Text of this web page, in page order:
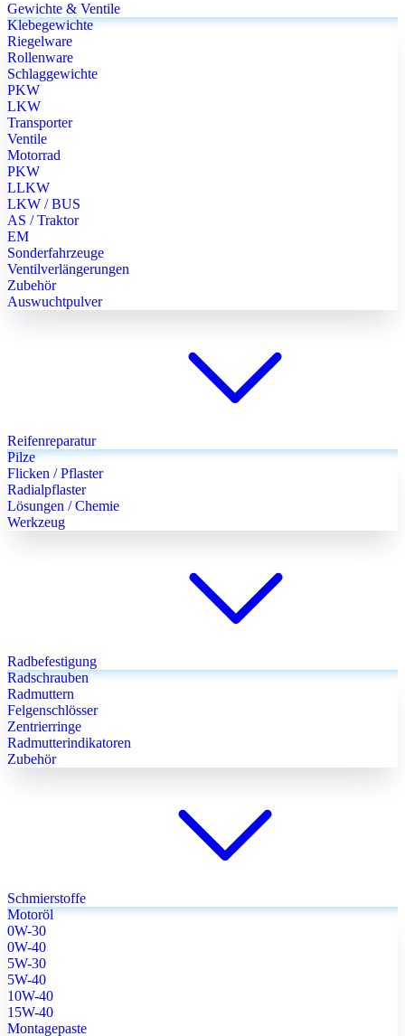
Gewichte & Ventile
Klebegewichte
Riegelware
Rollenware
Schlaggewichte
PKW
LKW
Transporter
Ventile
Motorrad
PKW
LLKW
LKW / BUS
AS / Traktor
EM
Sonderfahrzeuge
Ventilverlängerungen
Zubehör
Auswuchtpulver
Reifenreparatur
Pilze
Flicken / Pflaster
Radialpflaster
Lösungen / Chemie
Werkzeug
Radbefestigung
Radschrauben
Radmuttern
Felgenschlösser
Zentrierringe
Radmutterindikatoren
Zubehör
Schmierstoffe
Motoröl
0W-30
0W-40
5W-30
5W-40
10W-40
15W-40
Montagepaste